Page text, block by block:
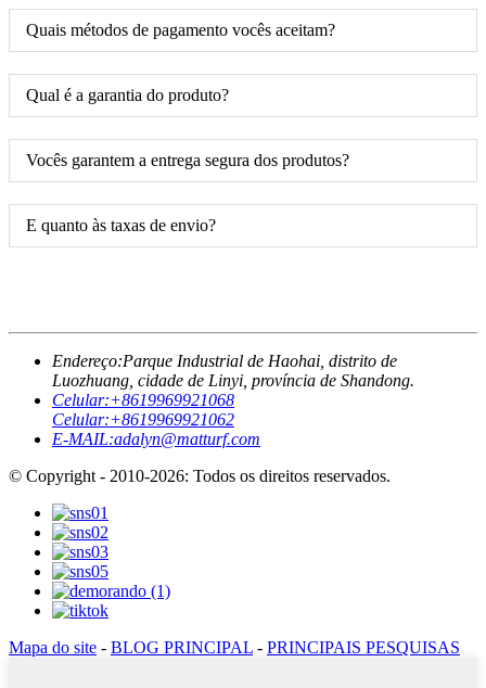
Quais métodos de pagamento vocês aceitam?
Qual é a garantia do produto?
Vocês garantem a entrega segura dos produtos?
E quanto às taxas de envio?
Endereço:Parque Industrial de Haohai, distrito de
Luozhuang, cidade de Linyi, província de Shandong.
Celular:+8619969921068
Celular:+8619969921062
E-MAIL:adalyn@matturf.com
© Copyright - 2010-2026: Todos os direitos reservados.
Mapa do site - BLOG PRINCIPAL - PRINCIPAIS PESQUISAS